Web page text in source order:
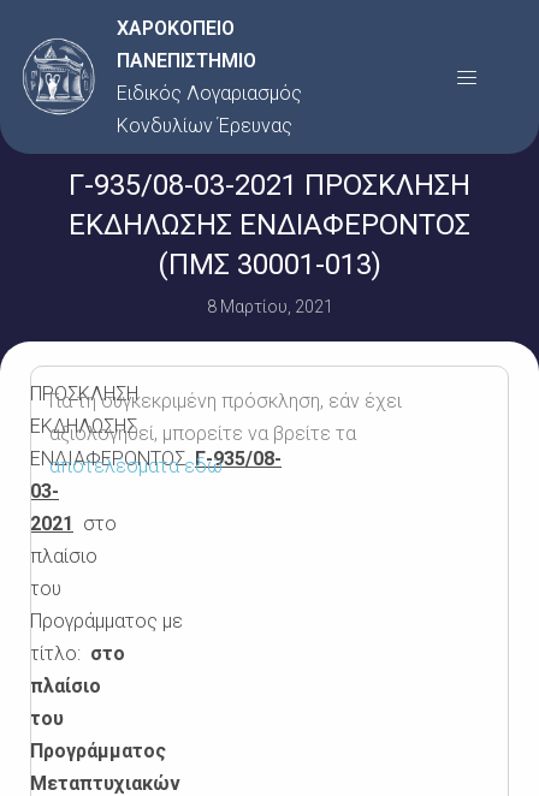
στο
περιεχόμενο
ΧΑΡΟΚΟΠΕΙΟ
ΠΑΝΕΠΙΣΤΗΜΙΟ
Ειδικός Λογαριασμός
Κονδυλίων Έρευνας
Menu
Γ-935/08-03-2021 ΠΡΟΣΚΛΗΣΗ
ΕΚΔΗΛΩΣΗΣ ΕΝΔΙΑΦΕΡΟΝΤΟΣ
(ΠΜΣ 30001-013)
8 Μαρτίου, 2021
ΠΡΟΣΚΛΗΣΗ
ΕΚΔΗΛΩΣΗΣ
ΕΝΔΙΑΦΕΡΟΝΤΟΣΓ-935/08-
03-
2021 στο
πλαίσιο
του
Προγράμματος με
τίτλο: στο
πλαίσιο
του
Προγράμματος
Μεταπτυχιακών
Για τη συγκεκριμένη πρόσκληση, εάν έχει
αξιολογηθεί, μπορείτε να βρείτε τα
αποτελέσματα εδώ